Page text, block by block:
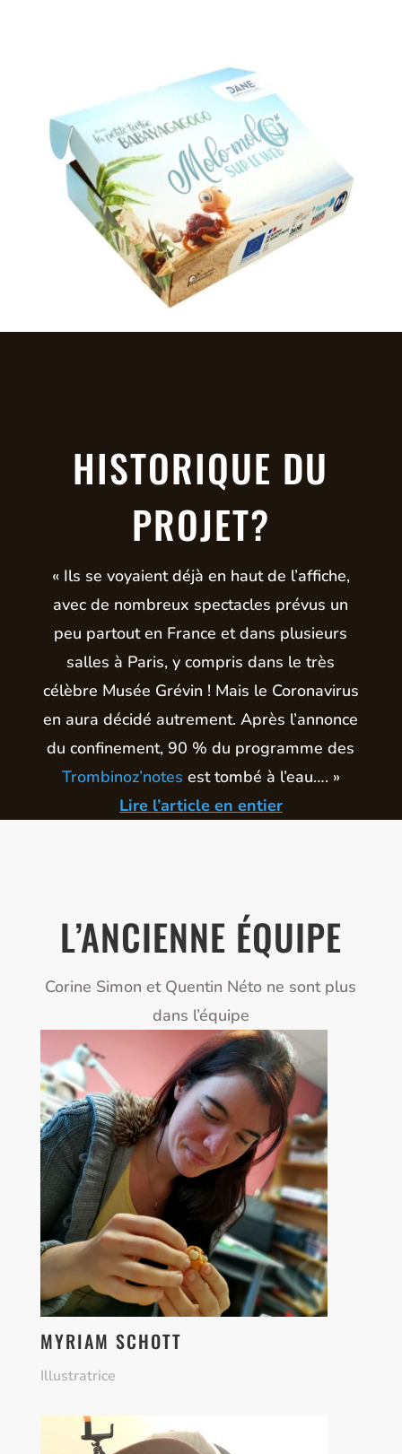
HISTORIQUE DU
PROJET?
« Ils se voyaient déjà en haut de l’affiche,
avec de nombreux spectacles prévus un
peu partout en France et dans plusieurs
salles à Paris, y compris dans le très
célèbre Musée Grévin ! Mais le Coronavirus
en aura décidé autrement. Après l’annonce
du confinement, 90 % du programme des
Trombinoz’notes est tombé à l’eau…. »
Lire l’article en entier
L’ANCIENNE ÉQUIPE
Corine Simon et Quentin Néto ne sont plus
dans l’équipe
MYRIAM SCHOTT
Illustratrice